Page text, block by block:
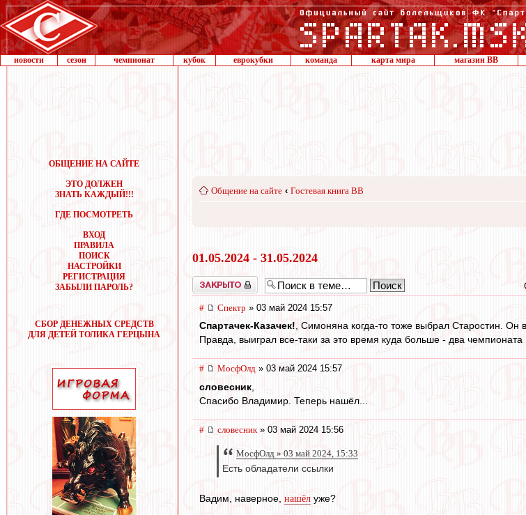
новости сезон чемпионат кубок еврокубки команда карта мира магазин ВВ
ОБЩЕНИЕ НА САЙТЕ
ЭТО ДОЛЖЕН
ЗНАТЬ КАЖДЫЙ!!!
ГДЕ ПОСМОТРЕТЬ
ВХОД
ПРАВИЛА
ПОИСК
НАСТРОЙКИ
РЕГИСТРАЦИЯ
ЗАБЫЛИ ПАРОЛЬ?
СБОР ДЕНЕЖНЫХ СРЕДСТВ
ДЛЯ ДЕТЕЙ ТОЛИКА ГЕРЦЫНА
Общение на сайте ‹ Гостевая книга ВВ
01.05.2024 - 31.05.2024
Закрыто
# Спектр » 03 май 2024 15:57
Спартачек-Казачек!, Симоняна когда-то тоже выбрал Старостин. Он
Правда, выиграл все-таки за это время куда больше - два чемпионата
# МосфОлд » 03 май 2024 15:57
словесник
Спасибо Владимир. Теперь нашёл...
# словесник» 03 май 2024 15:56
МосфОлд » 03 май 2024, 15:33
Есть обладатели ссылки
Вадим, наверное, нашёл уже?